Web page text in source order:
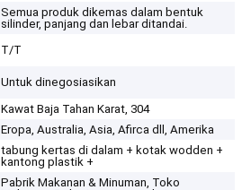
Semua produk dikemas dalam bentuk
silinder, panjang dan lebar ditandai.
T/T
Untuk dinegosiasikan
Kawat Baja Tahan Karat, 304
Eropa, Australia, Asia, Afirca dll, Amerika
tabung kertas di dalam + kotak wodden +
kantong plastik +
Pabrik Makanan & Minuman, Toko